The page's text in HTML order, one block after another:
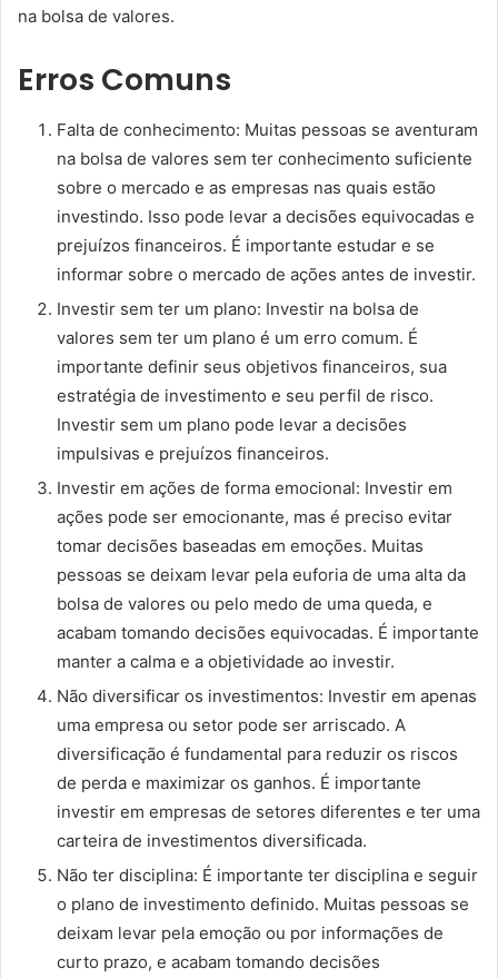
na bolsa de valores.
Erros Comuns
Falta de conhecimento: Muitas pessoas se aventuram
na bolsa de valores sem ter conhecimento suficiente
sobre o mercado e as empresas nas quais estão
investindo. Isso pode levar a decisões equivocadas e
prejuízos financeiros. É importante estudar e se
informar sobre o mercado de ações antes de investir.
Investir sem ter um plano: Investir na bolsa de
valores sem ter um plano é um erro comum. É
importante definir seus objetivos financeiros, sua
estratégia de investimento e seu perfil de risco.
Investir sem um plano pode levar a decisões
impulsivas e prejuízos financeiros.
Investir em ações de forma emocional: Investir em
ações pode ser emocionante, mas é preciso evitar
tomar decisões baseadas em emoções. Muitas
pessoas se deixam levar pela euforia de uma alta da
bolsa de valores ou pelo medo de uma queda, e
acabam tomando decisões equivocadas. É importante
manter a calma e a objetividade ao investir.
Não diversificar os investimentos: Investir em apenas
uma empresa ou setor pode ser arriscado. A
diversificação é fundamental para reduzir os riscos
de perda e maximizar os ganhos. É importante
investir em empresas de setores diferentes e ter uma
carteira de investimentos diversificada.
Não ter disciplina: É importante ter disciplina e seguir
o plano de investimento definido. Muitas pessoas se
deixam levar pela emoção ou por informações de
curto prazo, e acabam tomando decisões